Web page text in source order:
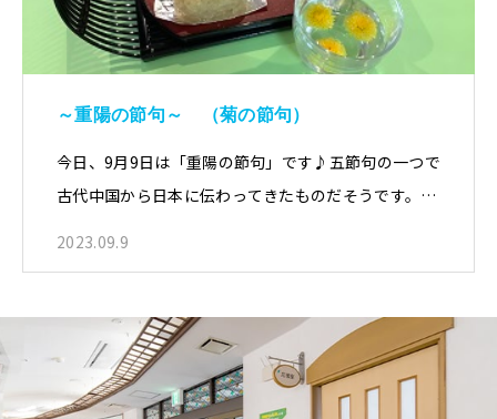
～重陽の節句～ （菊の節句）
今日、9月9日は「重陽の節句」です♪五節句の一つで
古代中国から日本に伝わってきたものだそうです。…
2023.09.9